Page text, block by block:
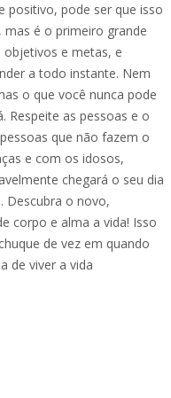
positivo, pode ser que isso
é o primeiro grande
objetivos e metas, e
a todo instante. Nem
o que você nunca pode
Respeite as pessoas e o
que não fazem o
e com os idosos,
chegará o seu dia
Descubra o novo,
corpo e alma a vida! Isso
de vez em quando
de viver a vida